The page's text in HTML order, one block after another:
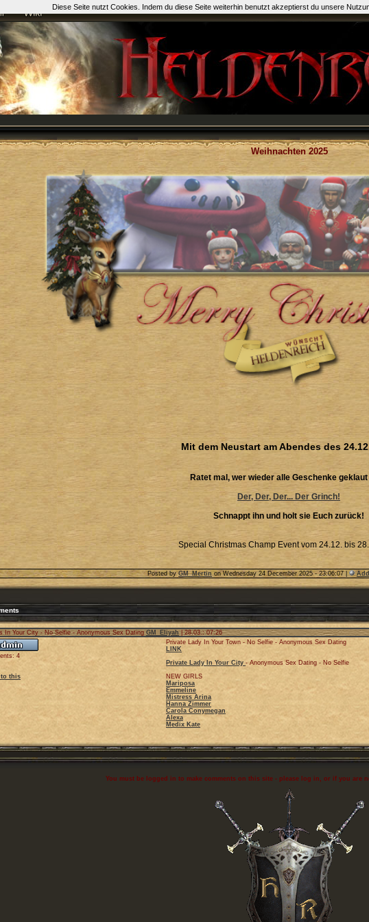
Weihnachten 2025
Mit dem Neustart am Abendes des
Ratet mal, wer wieder alle Geschenke geklaut
Der, Der, Der... Der Grinch!
Schnappt ihn und holt sie Euch zurück!
Special Christmas Champ Event vom 24.12. bis
Posted byGM_Mertin onWednesday 24 December 2025 - 23:06:07
In Your City - No Selfie - Anonymous Sex DatingGM_Eliyah | 28.03.: 07:26
4
to this
Private Lady In Your Town - No Selfie - Anonymous Sex Dating
LINK
Private Lady In Your City - Anonymous Sex Dating - No Selfie
NEW GIRLS
Mariposa
Emmeline
Mistress Arina
Hanna Zimmer
Carola Conymegan
Alexa
Medix Kate
You must be logged in to make comments on this site - please log in, or if you are
Diese Seite nutzt Cookies. Indem du diese Seite weiterhin benutzt akzeptierst du unsere